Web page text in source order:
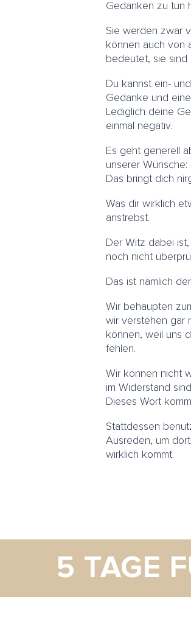
Gedanken zu tun
Sie werden zwar
können auch von
bedeutet, sie sind
Du kannst ein-
Gedanke und
Lediglich deine
einmal negativ.
Es geht generell
unserer Wünsche:
Das bringt dich
Was dir wirklich
anstrebst.
Der Witz dabei
noch nicht
Das ist nämlich
Wir behaupten
wir verstehen gar
können, weil uns
fehlen.
Wir können nicht
im Widerstand
Dieses Wort
Stattdessen
Ausreden, um
wirklich kommt.
5 TAGE